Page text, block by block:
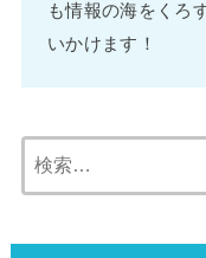
も情報の海をくろ
いかけます！